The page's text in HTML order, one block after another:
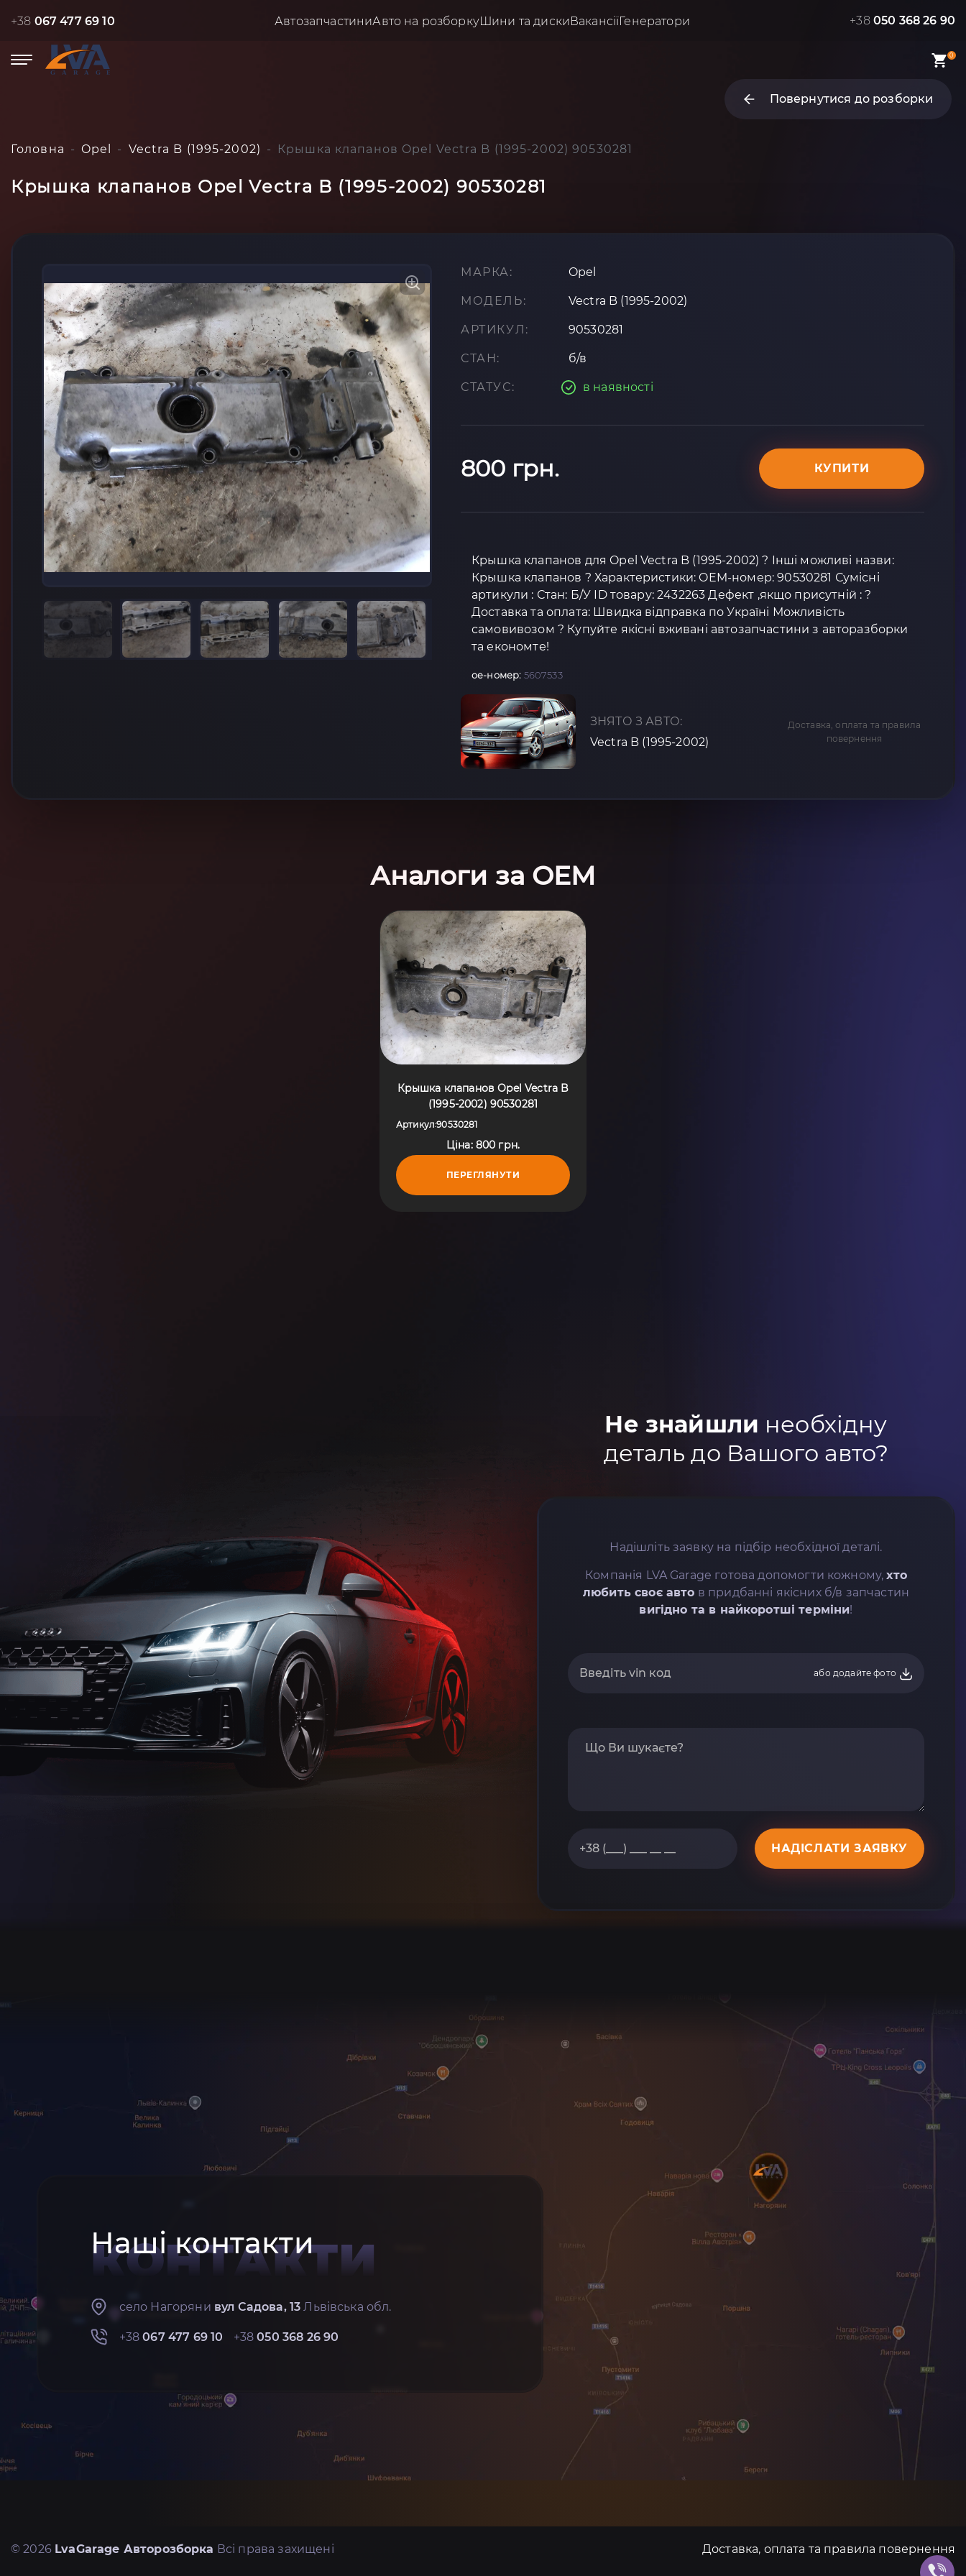
+38 067 477 69 10 АвтозапчастиниАвто на розборкуШини та дискиВакансіїГенератори +38 050 368 26 90
0
Повернутися до розборки
Головна Opel Vectra B (1995-2002) Крышка клапанов Opel Vectra B (1995-2002) 90530281
Крышка клапанов Opel Vectra B (1995-2002) 90530281
МАРКА: Opel
МОДЕЛЬ: Vectra B (1995-2002)
АРТИКУЛ: 90530281
СТАН: б/в
СТАТУС: в наявності
800 грн. КУПИТИ
Крышка клапанов для Opel Vectra B (1995-2002) ? Інші можливі назви:
Крышка клапанов ? Характеристики: OEM-номер: 90530281 Сумісні
артикули : Стан: Б/У ID товару: 2432263 Дефект ,якщо присутній : ?
Доставка та оплата: Швидка відправка по Україні Можливість
самовивозом ? Купуйте якісні вживані автозапчастини з авторазборки
та економте!
oe-номер: 5607533
ЗНЯТО З АВТО:
Vectra B (1995-2002)
Доставка, оплата та правила
повернення
Аналоги за OEM
Крышка клапанов Opel Vectra B
(1995-2002) 90530281
Артикул:90530281
Ціна: 800 грн.
ПЕРЕГЛЯНУТИ
Не знайшли необхідну
деталь до Вашого авто?
Надішліть заявку на підбір необхідної деталі.
Компанія LVA Garage готова допомогти кожному,хто
любить своє авто в придбанні якісних б/в запчастин
вигідно та в найкоротші терміни!
або додайте фото
НАДІСЛАТИ ЗАЯВКУ
Наші контакти
КОНТАКТИ
село Нагоряни вул Садова, 13 Львівська обл.
+38067 477 69 10 +38050 368 26 90
© 2026 LvaGarage Авторозборка Всі права захищені Доставка, оплата та правила повернення